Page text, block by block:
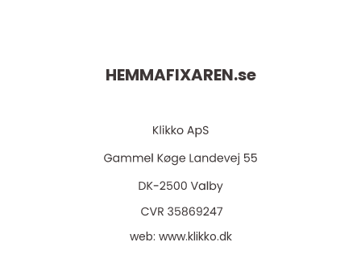
HEMMAFIXAREN.se
web: www.klikko.dk